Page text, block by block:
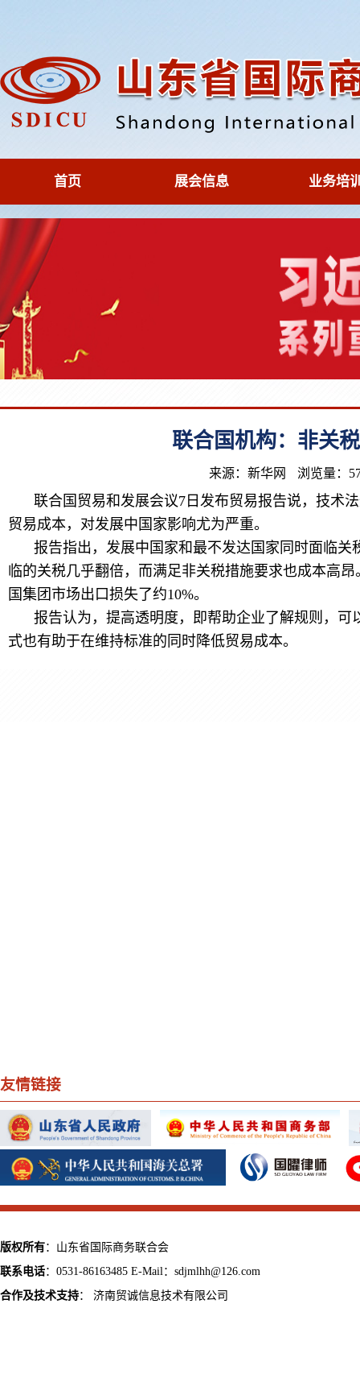
首页 展会信息 业务培
联合国机构：非关
来源：新华网 浏览量：
联合国贸易和发展会议7日发布贸易报告说，技术
贸易成本，对发展中国家影响尤为严重。
报告指出，发展中国家和最不发达国家同时面临
临的关税几乎翻倍，而满足非关税措施要求也成本高
国集团市场出口损失了约10%。
报告认为，提高透明度，即帮助企业了解规则，
式也有助于在维持标准的同时降低贸易成本。
友情链接
版权所有：山东省国际商务联合会
联系电话：0531-86163485 E-Mail：sdjmlhh@126.com
合作及技术支持： 济南贸诚信息技术有限公司